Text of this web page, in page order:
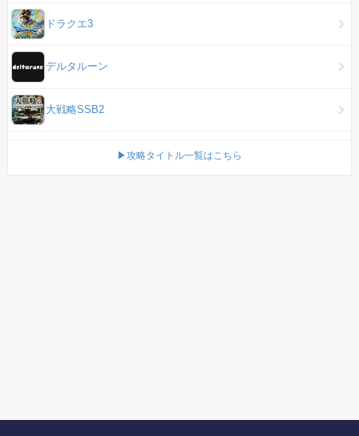
ドラクエ3
デルタルーン
大戦略SSB2
▶攻略タイトル一覧はこちら